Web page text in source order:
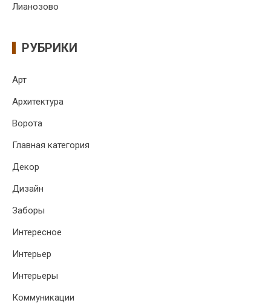
Лианозово
РУБРИКИ
Арт
Архитектура
Ворота
Главная категория
Декор
Дизайн
Заборы
Интересное
Интерьер
Интерьеры
Коммуникации